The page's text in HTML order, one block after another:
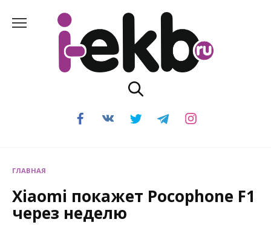
содержанию
ГЛАВНАЯ
Xiaomi покажет Pocophone F1
через неделю